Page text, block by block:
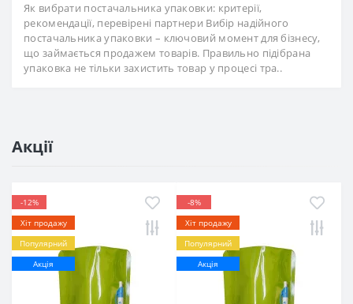
Як вибрати постачальника упаковки: критерії,
рекомендації, перевірені партнери Вибір надійного
постачальника упаковки – ключовий момент для бізнесу,
що займається продажем товарів. Правильно підібрана
упаковка не тільки захистить товар у процесі тра..
Акції
-12%
Хіт продажу
Популярний
Акція
-8%
Хіт продажу
Популярний
Акція